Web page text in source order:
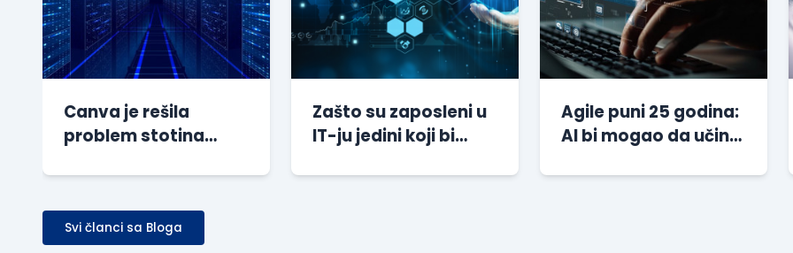
Canva je rešila
problem stotina
opterećenja baze
Zašto su zaposleni u
IT-ju jedini koji bi
Agile puni 25 godina:
AI bi mogao da učini
Svi članci sa Bloga